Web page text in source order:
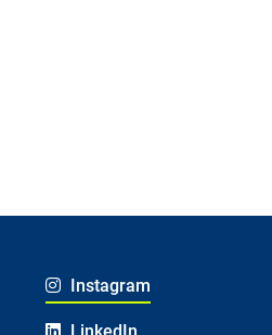
Instagram
LinkedIn